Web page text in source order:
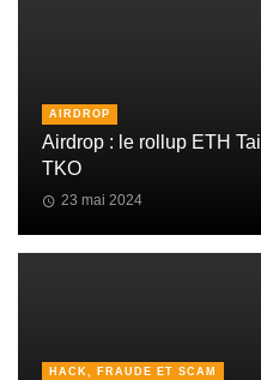
AIRDROP
Airdrop : le rollup ETH
TKO
23 mai 2024
HACK, FRAUDE ET SCAM